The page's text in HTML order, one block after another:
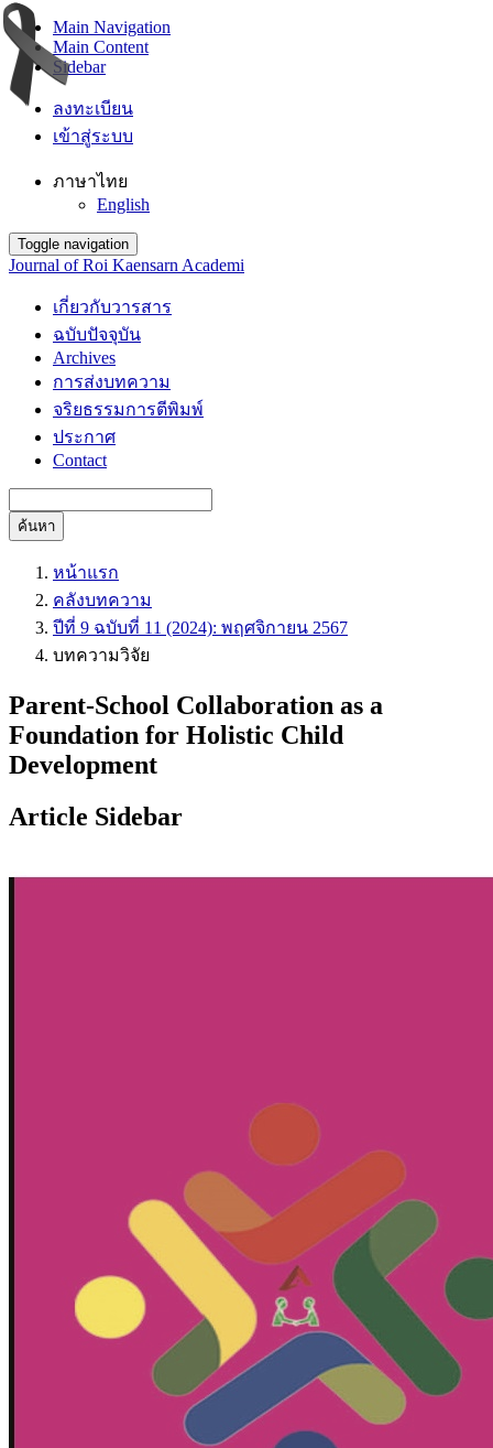
Main Navigation
Main Content
Sidebar
ลงทะเบียน
เข้าสู่ระบบ
ภาษาไทย
English
Toggle navigation
Journal of Roi Kaensarn Academi
เกี่ยวกับวารสาร
ฉบับปัจจุบัน
Archives
การส่งบทความ
จริยธรรมการตีพิมพ์
ประกาศ
Contact
ค้นหา
หน้าแรก
คลังบทความ
ปีที่ 9 ฉบับที่ 11 (2024): พฤศจิกายน 2567
บทความวิจัย
Parent-School Collaboration as a
Foundation for Holistic Child
Development
Article Sidebar